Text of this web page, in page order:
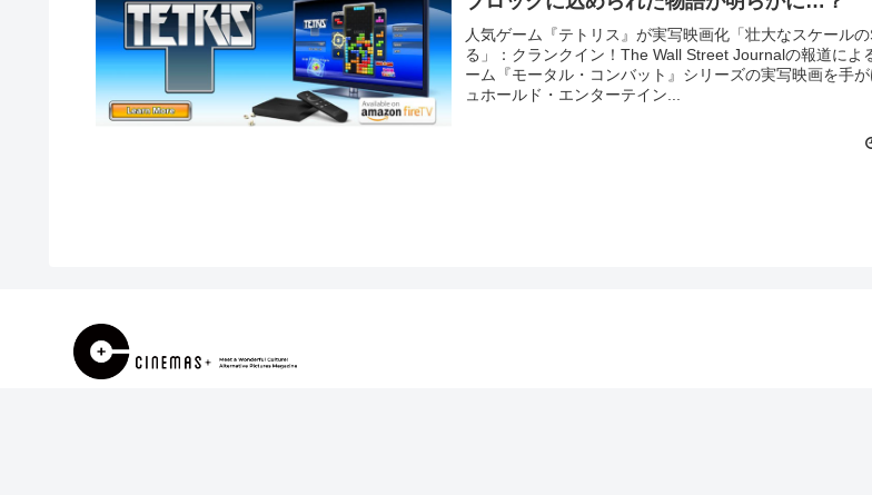
人気ゲーム『テトリス』が実写映画化「壮大なスケール
る」：クランクイン！The Wall Street Journalの報道によ
ーム『モータル・コンバット』シリーズの実写映画を手
ュホールド・エンターテイン...